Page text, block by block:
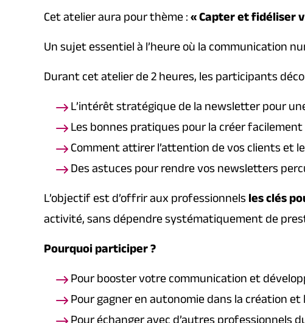
Cet atelier aura pour thème :« Capter et fidéliser
Un sujet essentiel à l’heure où la communication
Durant cet atelier de 2 heures, les participants
L’intérêt stratégique de la newsletter pour
Les bonnes pratiques pour la créer
Comment attirer l’attention de vos clients et
Des astuces pour rendre vos newsletters
L’objectif est d’offrir aux professionnelsles clés
activité, sans dépendre systématiquement de
Pourquoi participer ?
Pour booster votre communication et
Pour gagner en autonomie dans la création